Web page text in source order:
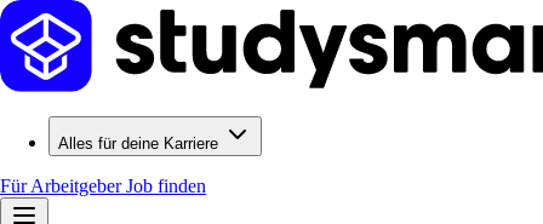
Alles für deine Karriere
Für ArbeitgeberJob finden